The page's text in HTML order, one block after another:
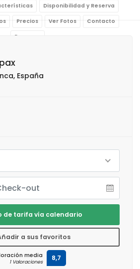
Disponibilidad y Reserva
Precios Ver Fotos Contacto
Reservar
España
de tarifa vía calendario
a sus favoritos
media
1 Valoraciones 8,7